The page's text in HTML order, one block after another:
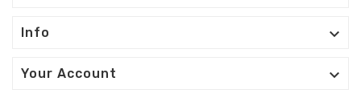
Info 
Your Account 